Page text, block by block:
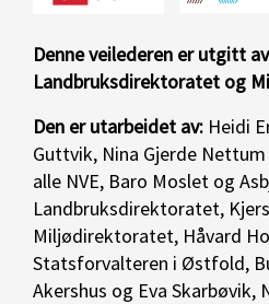
Denne veilederen er utgitt
Landbruksdirektoratet og
Den er utarbeidet av: Heidi
Guttvik, Nina Gjerde
alle NVE, Baro Moslet og
Landbruksdirektoratet,
Miljødirektoratet, Håvard
Statsforvalteren i Østfold,
Akershus og Eva Skarbøvik,